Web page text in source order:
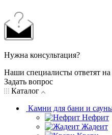
Нужна консультация?
Наши специалисты ответят
Задать вопрос
Каталог
Камни для бани и
Нефрит
Жадеит